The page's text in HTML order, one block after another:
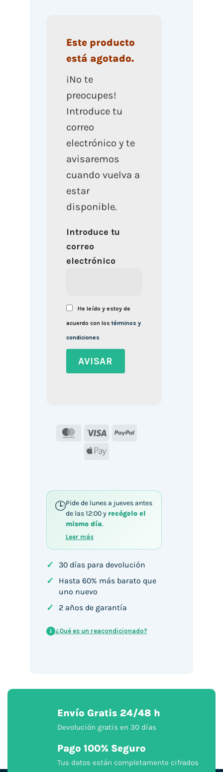
Este producto
está agotado.
¡No te
preocupes!
Introduce tu
correo
electrónico y te
avisaremos
cuando vuelva a
estar
disponible.
Introduce tu
correo
electrónico
He leído y estoy de
acuerdo con lostérminos y
condiciones
MasterCard
Visa
PayPal
Apple
Pide de lunes a jueves antes
de las 12:00 y recógelo el
mismo día.
Leer más
✓ 30 días para devolución
✓
Hasta 60% más barato que
uno nuevo
✓ 2 años de garantía
i ¿Qué es un reacondicionado?
Envío Gratis 24/48 h
Devolución gratis en 30 días
Pago 100% Seguro
Tus datos están completamente cifrados